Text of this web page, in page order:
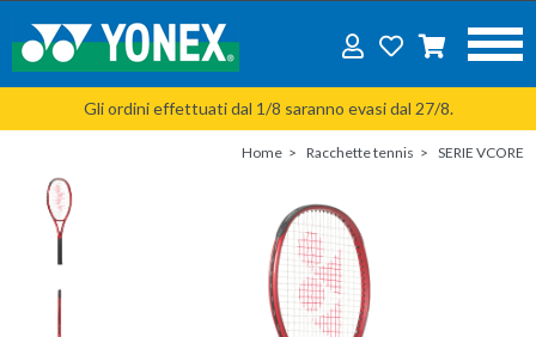
Gli ordini effettuati dal 1/8 saranno evasi dal 27/8.
Home Racchette tennis SERIE VCORE